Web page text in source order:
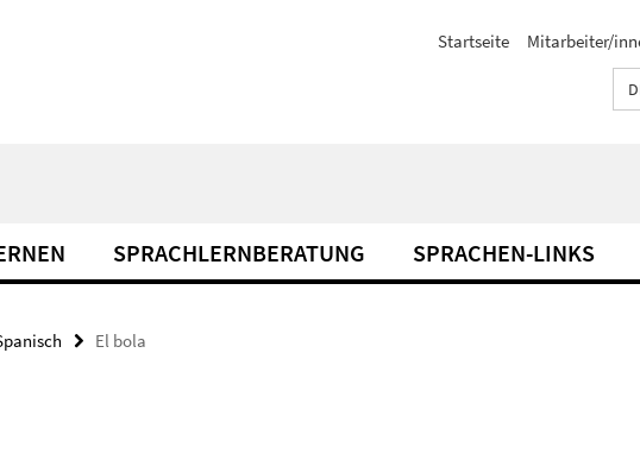
Startseite Mitarbeiter/
SPRACHLERNBERATUNG SPRACHEN-LINKS
El bola